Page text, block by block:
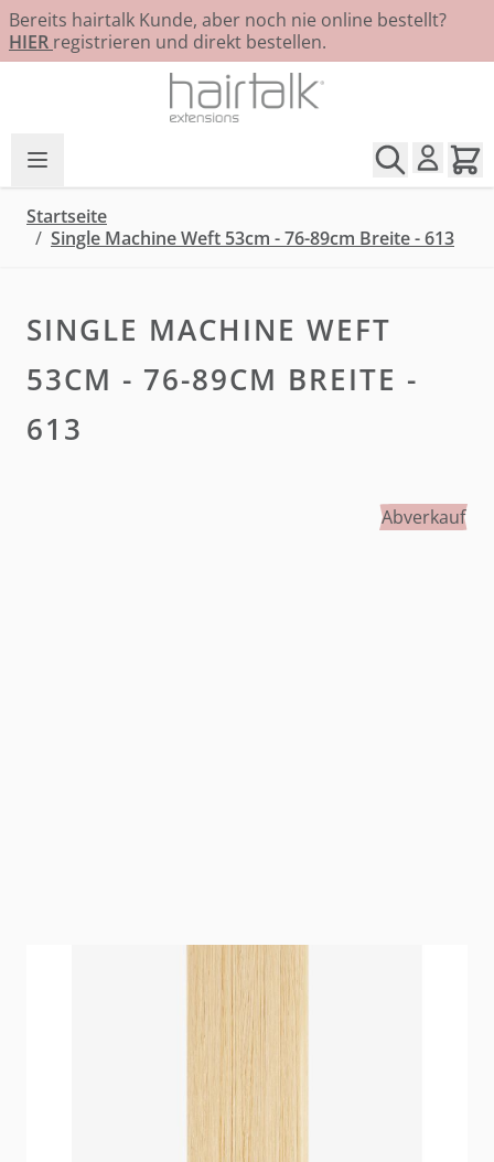
Bereits hairtalk Kunde, aber noch nie online bestellt?
HIER registrieren und direkt bestellen.
Startseite
/ Single Machine Weft 53cm - 76-89cm Breite - 613
SINGLE MACHINE WEFT
53CM - 76-89CM BREITE -
613
Abverkauf
weichen Komfort und volle Dichte. Sie sind
individuell zuschneidbar, sodass das Weft Band
intakt bleibt, und eignen sich perfekt für eine